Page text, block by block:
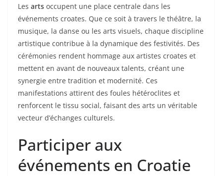
Les arts occupent une place centrale dans les
événements croates. Que ce soit à travers le théâtre, la
musique, la danse ou les arts visuels, chaque discipline
artistique contribue à la dynamique des festivités. Des
cérémonies rendent hommage aux artistes croates et
mettent en avant de nouveaux talents, créant une
synergie entre tradition et modernité. Ces
manifestations attirent des foules hétéroclites et
renforcent le tissu social, faisant des arts un véritable
vecteur d’échanges culturels.
Participer aux
événements en Croatie